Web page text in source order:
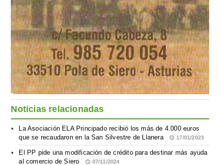
Noticias relacionadas
La Asociación ELA Principado recibió los más de 4.000 euros
que se recaudaron en la San Silvestre de Llanera
17/01/2023
El PP pide una modificación de crédito para destinar más ayuda
al comercio de Siero
07/11/2024